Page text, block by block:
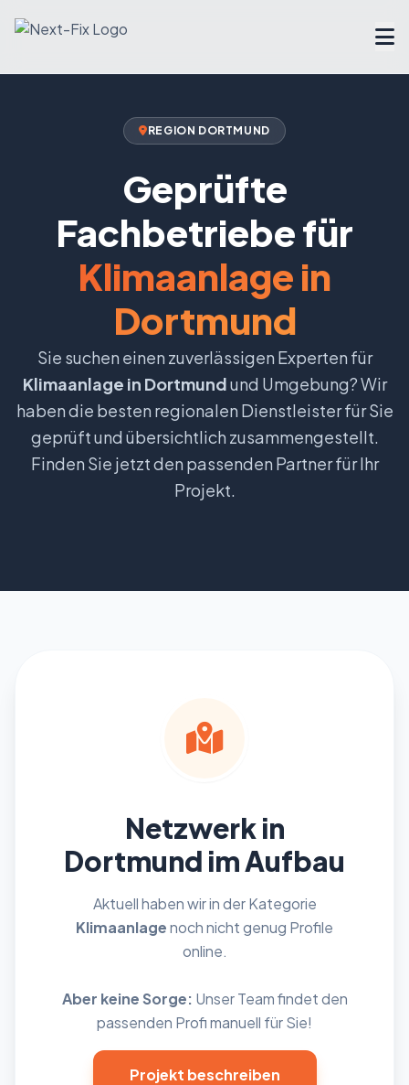
FAQ
Partner werden
REGION DORTMUND
Geprüfte
Fachbetriebe für
Klimaanlage in
Dortmund
Sie suchen einen zuverlässigen Experten für
Klimaanlage in Dortmundund Umgebung? Wir
haben die besten regionalen Dienstleister für Sie
geprüft und übersichtlich zusammengestellt.
Finden Sie jetzt den passenden Partner für Ihr
Projekt.
Netzwerk in
Dortmund im Aufbau
Aktuell haben wir in der Kategorie
Klimaanlagenoch nicht genug Profile
online.
Aber keine Sorge: Unser Team findet den
passenden Profi manuell für Sie!
Projekt beschreiben